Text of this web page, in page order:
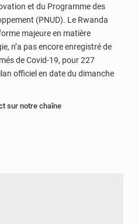
et du Programme des
(PNUD). Le Rwanda
majeure en matière
n’a pas encore enregistré de
de Covid-19, pour 227
officiel en date du dimanche
sur notre chaîne